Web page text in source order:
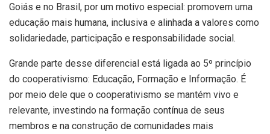
Goiás e no Brasil, por um motivo especial: promovem uma
educação mais humana, inclusiva e alinhada a valores como
solidariedade, participação e responsabilidade social.
Grande parte desse diferencial está ligada ao 5º princípio
do cooperativismo: Educação, Formação e Informação. É
por meio dele que o cooperativismo se mantém vivo e
relevante, investindo na formação contínua de seus
membros e na construção de comunidades mais